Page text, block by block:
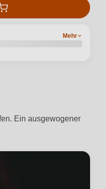
Mehr
Ein ausgewogener